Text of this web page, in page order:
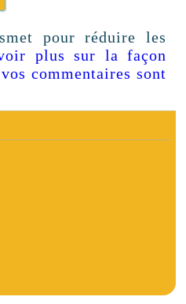
pour réduire les
plus sur la façon
commentaires sont